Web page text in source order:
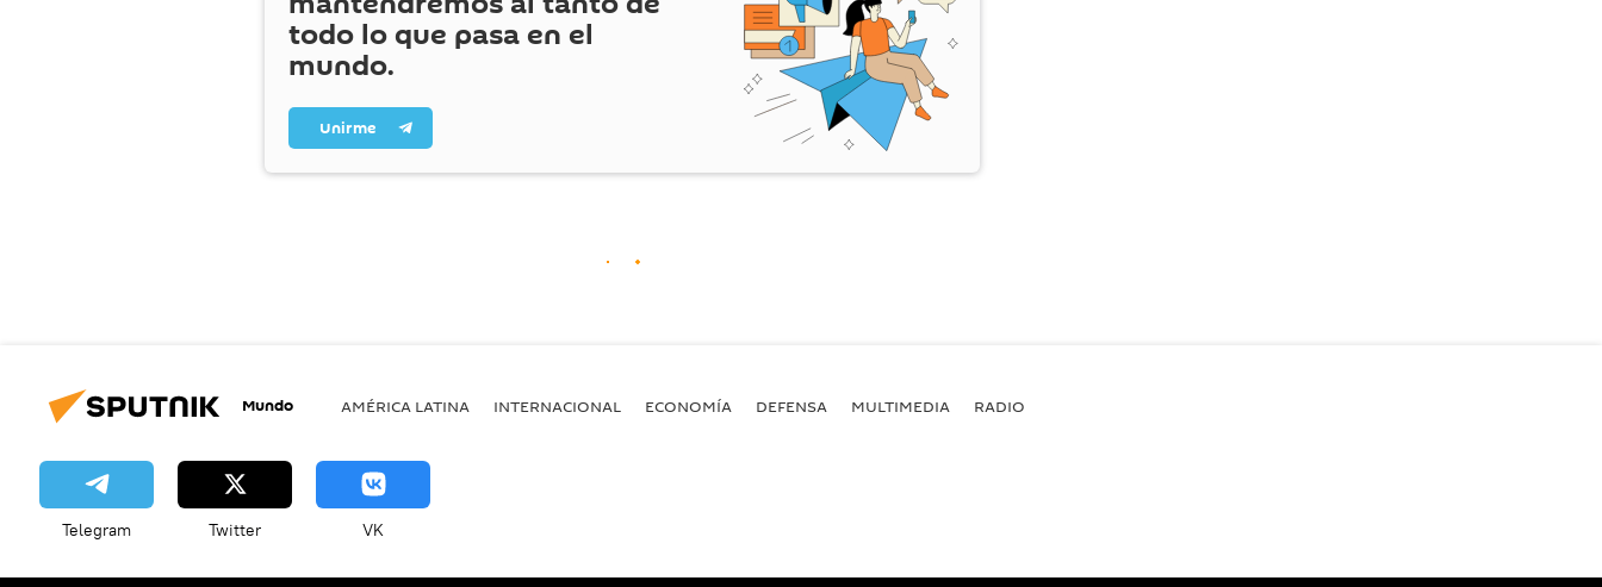
todo lo que pasa en el
mundo.
Unirme
Mundo AMÉRICA LATINA INTERNACIONAL ECONOMÍA DEFENSA MULTIMEDIA RADIO
Telegram Twitter VK